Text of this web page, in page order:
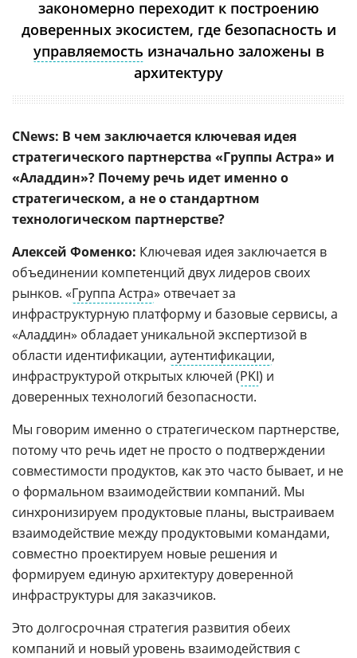
закономерно переходит к построению
доверенных экосистем, где безопасность и
управляемость изначально заложены в
архитектуру
CNews: В чем заключается ключевая идея
стратегического партнерства «Группы Астра» и
«Аладдин»? Почему речь идет именно о
стратегическом, а не о стандартном
технологическом партнерстве?
Алексей Фоменко: Ключевая идея заключается в
объединении компетенций двух лидеров своих
рынков. «Группа Астра» отвечает за
инфраструктурную платформу и базовые сервисы, а
«Аладдин» обладает уникальной экспертизой в
области идентификации, аутентификации,
инфраструктурой открытых ключей (PKI) и
доверенных технологий безопасности.
Мы говорим именно о стратегическом партнерстве,
потому что речь идет не просто о подтверждении
совместимости продуктов, как это часто бывает, и не
о формальном взаимодействии компаний. Мы
синхронизируем продуктовые планы, выстраиваем
взаимодействие между продуктовыми командами,
совместно проектируем новые решения и
формируем единую архитектуру доверенной
инфраструктуры для заказчиков.
Это долгосрочная стратегия развития обеих
компаний и новый уровень взаимодействия с